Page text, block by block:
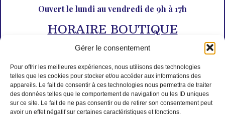
Gérer le consentement
Pour offrir les meilleures expériences, nous utilisons des technologies
telles que les cookies pour stocker et/ou accéder aux informations des
appareils. Le fait de consentir à ces technologies nous permettra de traiter
des données telles que le comportement de navigation ou les ID uniques
sur ce site. Le fait de ne pas consentir ou de retirer son consentement peut
avoir un effet négatif sur certaines caractéristiques et fonctions.
Ouvert le lundi au vendredi de 9h à 17h
HORAIRE BOUTIQUE
Du lundi au dimanche de 10h à 12h30 et de 14h30 à 18h30